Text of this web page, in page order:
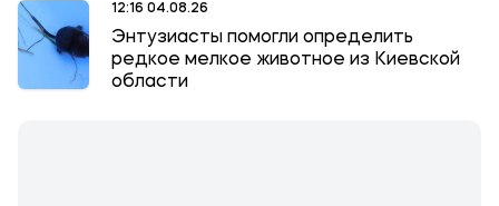
12:16 04.08.26
Энтузиасты помогли определить
редкое мелкое животное из Киевской
области